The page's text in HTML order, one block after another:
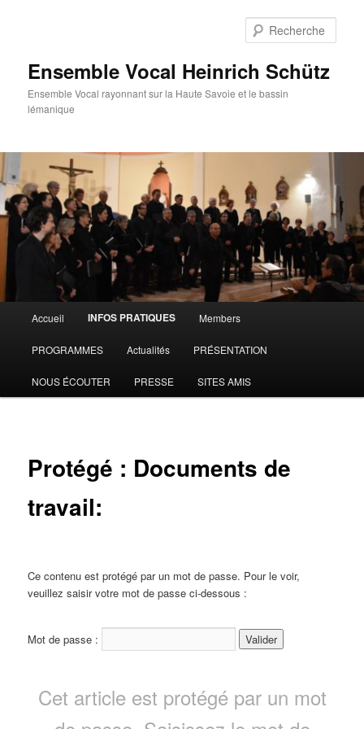
Ensemble Vocal Heinrich Schütz
Ensemble Vocal rayonnant sur la Haute Savoie et le bassin
lémanique
principal
Accueil INFOS PRATIQUES Members
PROGRAMMES Actualités PRÉSENTATION
NOUS ÉCOUTER PRESSE SITES AMIS
Protégé : Documents de
travail:
Ce contenu est protégé par un mot de passe. Pour le voir,
veuillez saisir votre mot de passe ci-dessous :
Mot de passe :
Cet article est protégé par un mot